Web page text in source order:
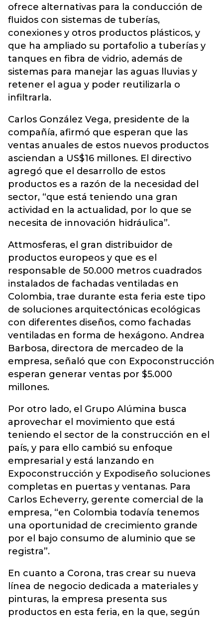
ofrece alternativas para la conducción de
fluidos con sistemas de tuberías,
conexiones y otros productos plásticos, y
que ha ampliado su portafolio a tuberías y
tanques en fibra de vidrio, además de
sistemas para manejar las aguas lluvias y
retener el agua y poder reutilizarla o
infiltrarla.
Carlos González Vega, presidente de la
compañía, afirmó que esperan que las
ventas anuales de estos nuevos productos
asciendan a US$16 millones. El directivo
agregó que el desarrollo de estos
productos es a razón de la necesidad del
sector, “que está teniendo una gran
actividad en la actualidad, por lo que se
necesita de innovación hidráulica”.
Attmosferas, el gran distribuidor de
productos europeos y que es el
responsable de 50.000 metros cuadrados
instalados de fachadas ventiladas en
Colombia, trae durante esta feria este tipo
de soluciones arquitectónicas ecológicas
con diferentes diseños, como fachadas
ventiladas en forma de hexágono. Andrea
Barbosa, directora de mercadeo de la
empresa, señaló que con Expoconstrucción
esperan generar ventas por $5.000
millones.
Por otro lado, el Grupo Alúmina busca
aprovechar el movimiento que está
teniendo el sector de la construcción en el
país, y para ello cambió su enfoque
empresarial y está lanzando en
Expoconstrucción y Expodiseño soluciones
completas en puertas y ventanas. Para
Carlos Echeverry, gerente comercial de la
empresa, “en Colombia todavía tenemos
una oportunidad de crecimiento grande
por el bajo consumo de aluminio que se
registra”.
En cuanto a Corona, tras crear su nueva
línea de negocio dedicada a materiales y
pinturas, la empresa presenta sus
productos en esta feria, en la que, según